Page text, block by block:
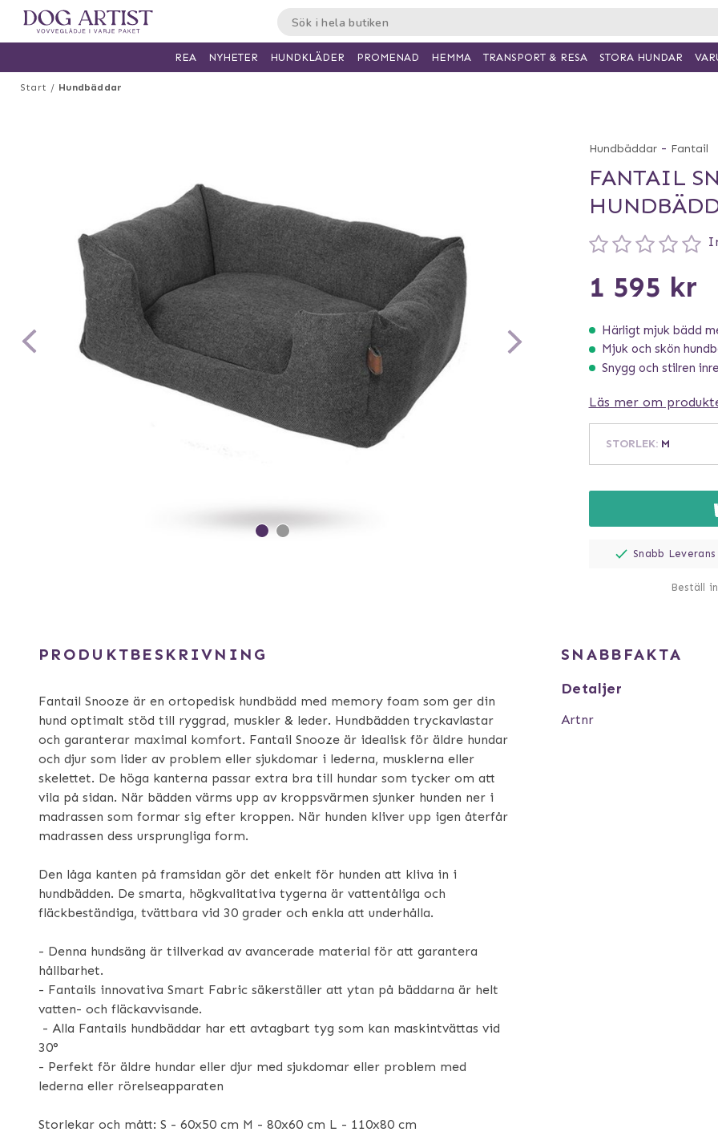
Start Hundbäddar
Hundbäddar - Fantail
FANTAIL
1 595 kr
Härligt mjuk bädd
Mjuk och skön
Snygg och stilren
Läs mer om
STORLEK: M
Snabb Leverans
Beställ
PRODUKTBESKRIVNING
Fantail Snooze är en ortopedisk hundbädd med memory foam som ger din
hund optimalt stöd till ryggrad, muskler & leder. Hundbädden tryckavlastar
och garanterar maximal komfort. Fantail Snooze är idealisk för äldre hundar
och djur som lider av problem eller sjukdomar i lederna, musklerna eller
skelettet. De höga kanterna passar extra bra till hundar som tycker om att
vila på sidan. När bädden värms upp av kroppsvärmen sjunker hunden ner i
madrassen som formar sig efter kroppen. När hunden kliver upp igen återfår
madrassen dess ursprungliga form.
Den låga kanten på framsidan gör det enkelt för hunden att kliva in i
hundbädden. De smarta, högkvalitativa tygerna är vattentåliga och
fläckbeständiga, tvättbara vid 30 grader och enkla att underhålla.
- Denna hundsäng är tillverkad av avancerade material för att garantera
hållbarhet.
- Fantails innovativa Smart Fabric säkerställer att ytan på bäddarna är helt
vatten- och fläckavvisande.
- Alla Fantails hundbäddar har ett avtagbart tyg som kan maskintvättas vid
30°
- Perfekt för äldre hundar eller djur med sjukdomar eller problem med
lederna eller rörelseapparaten
Storlekar och mått: S - 60x50 cm M - 80x60 cm L - 110x80 cm
SNABBFAKTA
Detaljer
Artnr
REA NYHETER HUNDKLÄDER PROMENAD HEMMA TRANSPORT & RESA STORA HUNDAR